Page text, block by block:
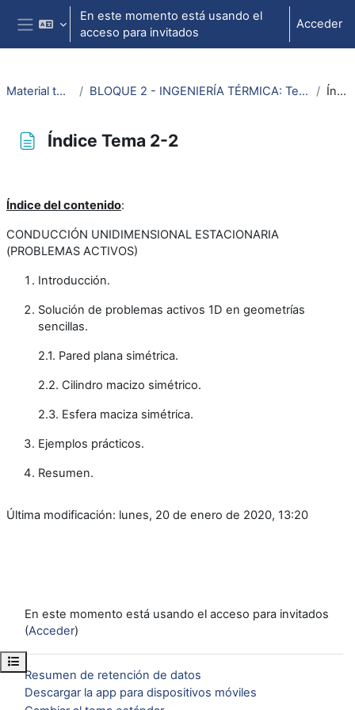
Salta al contenido principal
Panel lateral
En este momento está usando el
acceso para invitados
Acceder
Abrir índice del curso
Material termodinámica e ing. térmica BLOQUE 2 - INGENIERÍA TÉRMICA: Tema 2. Transmisión de calor - Conducción unidimensional estacionaria (problemas activos) Índice Tema 2-2
Índice Tema 2-2
Índice del contenido:
CONDUCCIÓN UNIDIMENSIONAL ESTACIONARIA
(PROBLEMAS ACTIVOS)
Introducción.
Solución de problemas activos 1D en geometrías
sencillas.
2.1. Pared plana simétrica.
2.2. Cilindro macizo simétrico.
2.3. Esfera maciza simétrica.
Ejemplos prácticos.
Resumen.
Última modificación: lunes, 20 de enero de 2020, 13:20
En este momento está usando el acceso para invitados
(Acceder)
Resumen de retención de datos
Descargar la app para dispositivos móviles